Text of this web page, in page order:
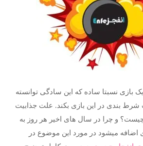
یک بازی نسبتا ساده که این سادگی توانسته
شرط بندی در این بازی بکند. علت جذابیت
چیست؟ و چرا در سال های اخیر هر روز به
اضافه میشود در مورد این موضوع در